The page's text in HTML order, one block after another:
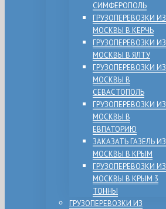
СИМФЕРОПОЛЬ
ГРУЗОПЕРЕВОЗКИ ИЗ
МОСКВЫ В КЕРЧЬ
ГРУЗОПЕРЕВОЗКИ ИЗ
МОСКВЫ В ЯЛТУ
ГРУЗОПЕРЕВОЗКИ ИЗ
МОСКВЫ В
СЕВАСТОПОЛЬ
ГРУЗОПЕРЕВОЗКИ ИЗ
МОСКВЫ В
ЕВПАТОРИЮ
ЗАКАЗАТЬ ГАЗЕЛЬ ИЗ
МОСКВЫ В КРЫМ
ГРУЗОПЕРЕВОЗКИ ИЗ
МОСКВЫ В КРЫМ 3
ТОННЫ
ГРУЗОПЕРЕВОЗКИ ИЗ